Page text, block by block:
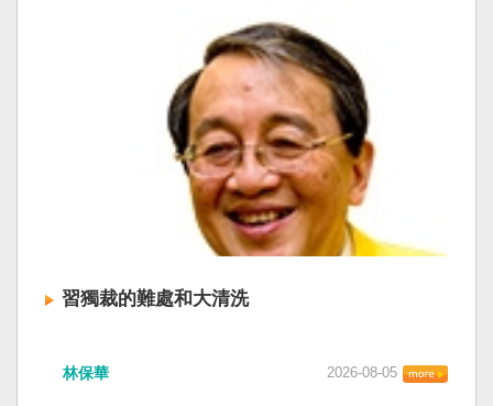
習獨裁的難處和大清洗
林保華 2026-08-05